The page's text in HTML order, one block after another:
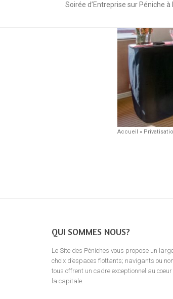
Soirée d’Entreprise sur Péniche à
Accueil »
QUI SOMMES NOUS?
Le Site des Péniches vous propose un
choix d’espaces flottants; navigants ou non,
tous offrent un cadre exceptionnel au
la capitale.